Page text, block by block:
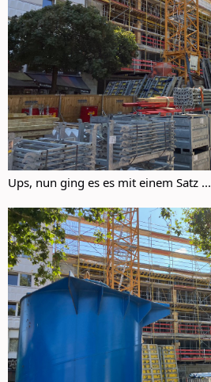
Ups, nun ging es es mit einem Satz ...